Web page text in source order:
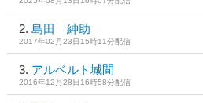
島田 紳助
2017年02月23日15時11分配信
アルベルト城間
2016年12月28日16時58分配信